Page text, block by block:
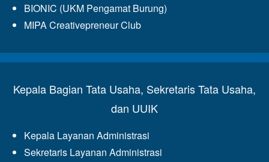
BIONIC (UKM Pengamat Burung)
MIPA Creativepreneur Club
Kepala Bagian Tata Usaha, Sekretaris Tata Usaha,
dan UUIK
Kepala Layanan Administrasi
Sekretaris Layanan Administrasi